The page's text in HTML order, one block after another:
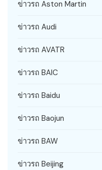
ข่าวรถ Aston Martin
ข่าวรถ Audi
ข่าวรถ AVATR
ข่าวรถ BAIC
ข่าวรถ Baidu
ข่าวรถ Baojun
ข่าวรถ BAW
ข่าวรถ Beijing